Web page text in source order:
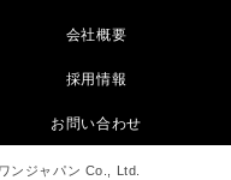
会社概要
採用情報
お問い合わせ
ンジャパン Co., Ltd.